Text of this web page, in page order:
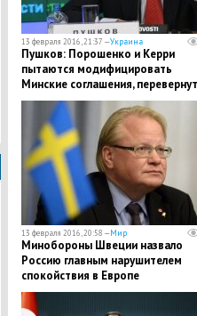
13 февраля 2016, 21:37 —Украина
Пушков: Порошенко и Керри
пытаются модифицировать
Минские соглашения,
их "с ног на голову"
13 февраля 2016, 20:58 —Мир
Минобороны Швеции назвало
Россию главным нарушителем
спокойствия в Европе